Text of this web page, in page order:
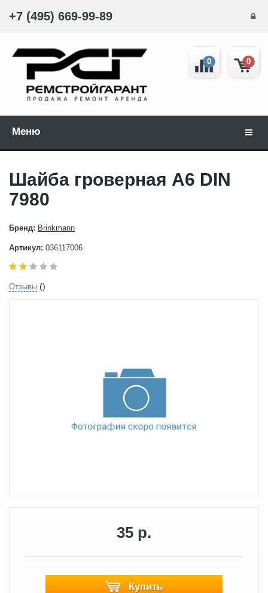
+7 (495) 669-99-89
0
0
Меню
Шайба гроверная А6 DIN
7980
Бренд: Brinkmann
Артикул: 036117006
Отзывы ()
35 р.
Купить